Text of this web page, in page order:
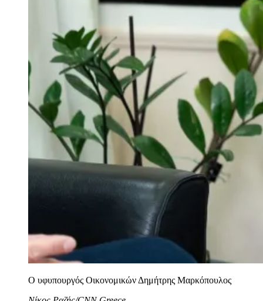
Ο υφυπουργός Οικονομικών Δημήτρης Μαρκόπουλος